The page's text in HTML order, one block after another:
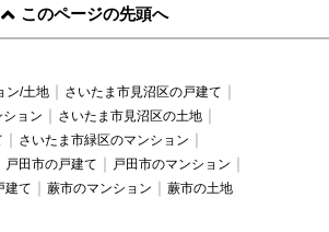
このページの先頭へ
ン/土地
さいたま市見沼区の戸建て
ョン
さいたま市見沼区の土地
さいたま市緑区のマンション
戸田市の戸建て
戸田市のマンション
建て 蕨市のマンション 蕨市の土地